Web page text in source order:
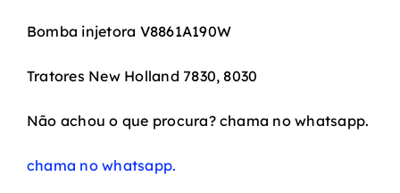
Bomba injetora V8861A190W
Tratores New Holland 7830, 8030
Não achou o que procura? chama no whatsapp.
chama no whatsapp.